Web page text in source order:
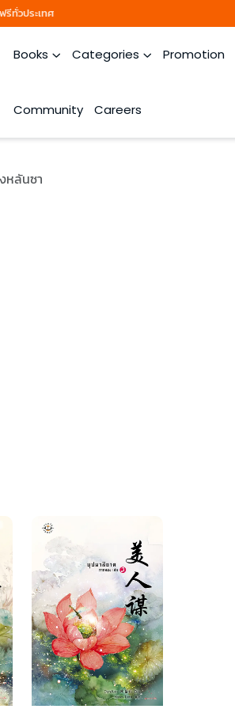
ทั่วประเทศ
Books Categories Promotion
Community Careers
หลันซา